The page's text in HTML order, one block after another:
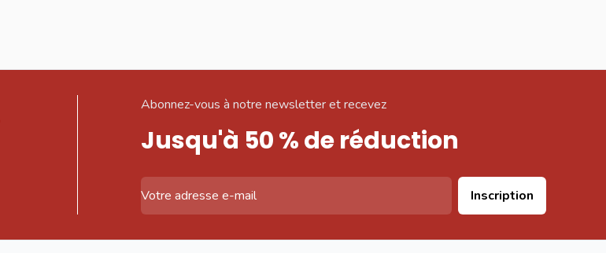
Abonnez-vous à notre newsletter et recevez
Jusqu'à 50 % de réduction
Inscription